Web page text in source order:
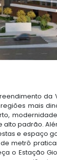
mais
padrão.
e espaço
metrô
o Estação